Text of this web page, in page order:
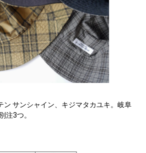
ン サンシャイン、キジマタカユキ。岐阜
注3つ。